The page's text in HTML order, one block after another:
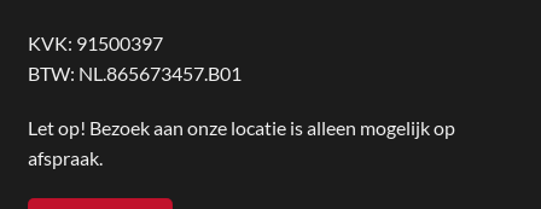
KVK: 91500397
BTW: NL.865673457.B01
Let op! Bezoek aan onze locatie is alleen mogelijk op
afspraak.